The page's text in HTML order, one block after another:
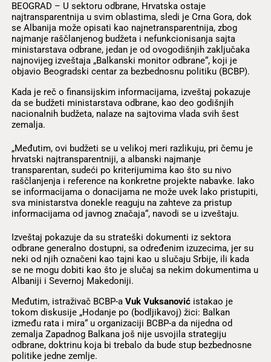
BEOGRAD – U sektoru odbrane, Hrvatska ostaje
najtransparentnija u svim oblastima, sledi je Crna Gora, dok
se Albanija može opisati kao najnetransparentnija, zbog
najmanje raščlanjenog budžeta i nefunkcionisanja sajta
ministarstava odbrane, jedan je od ovogodišnjih zaključaka
najnovijeg izveštaja „Balkanski monitor odbrane“, koji je
objavio Beogradski centar za bezbednosnu politiku (BCBP).
Kada je reč o finansijskim informacijama, izveštaj pokazuje
da se budžeti ministarstava odbrane, kao deo godišnjih
nacionalnih budžeta, nalaze na sajtovima vlada svih šest
zemalja.
„Međutim, ovi budžeti se u velikoj meri razlikuju, pri čemu je
hrvatski najtransparentniji, a albanski najmanje
transparentan, sudeći po kriterijumima kao što su nivo
raščlanjenja i reference na konkretne projekte nabavke. Iako
se informacijama o donacijama ne može uvek lako pristupiti,
sva ministarstva donekle reaguju na zahteve za pristup
informacijama od javnog značaja“, navodi se u izveštaju.
Izveštaj pokazuje da su strateški dokumenti iz sektora
odbrane generalno dostupni, sa određenim izuzecima, jer su
neki od njih označeni kao tajni kao u slučaju Srbije, ili kada
se ne mogu dobiti kao što je slučaj sa nekim dokumentima u
Albaniji i Severnoj Makedoniji.
Međutim, istraživač BCBP-a Vuk Vuksanovićistakao je
tokom diskusije „Hodanje po (bodljikavoj) žici: Balkan
između rata i mira“ u organizaciji BCBP-a da nijedna od
zemalja Zapadnog Balkana još nije usvojila strategiju
odbrane, doktrinu koja bi trebalo da bude stup bezbednosne
politike jedne zemlje.